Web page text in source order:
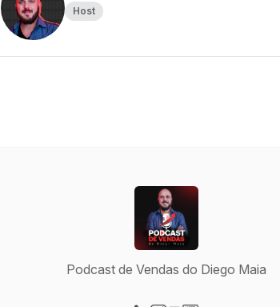
Host
Podcast de Vendas do Diego Maia